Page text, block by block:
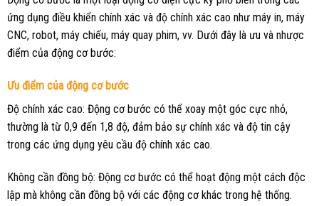
ứng dụng điều khiển chính xác và độ chính xác cao như máy in, máy
CNC, robot, máy chiếu, máy quay phim, vv. Dưới đây là ưu và nhược
điểm của động cơ bước:
Ưu điểm của động cơ bước
Độ chính xác cao: Động cơ bước có thể xoay một góc cực nhỏ,
thường là từ 0,9 đến 1,8 độ, đảm bảo sự chính xác và độ tin cậy
trong các ứng dụng yêu cầu độ chính xác cao.
Không cần đồng bộ: Động cơ bước có thể hoạt động một cách độc
lập mà không cần đồng bộ với các động cơ khác trong hệ thống.